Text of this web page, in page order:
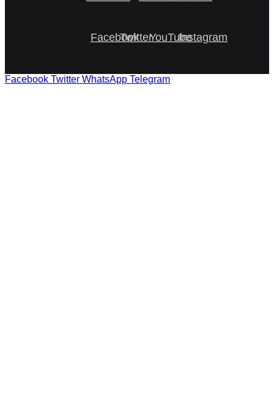
Facebook
TwitterYouTubeInstagram
Facebook Twitter WhatsApp Telegram